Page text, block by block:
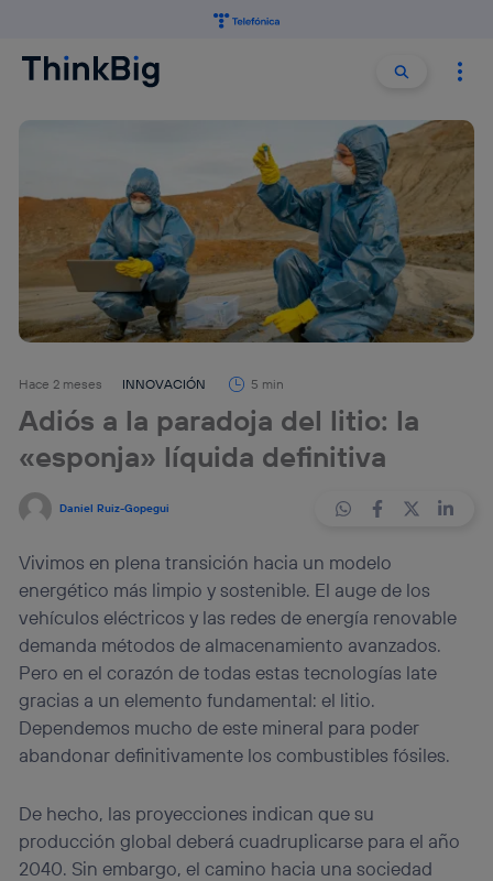
Buscar
Hace 2 meses INNOVACIÓN 5 min
Adiós a la paradoja del litio: la
«esponja» líquida definitiva
Daniel Ruiz-Gopegui
Vivimos en plena transición hacia un modelo
energético más limpio y sostenible. El auge de los
vehículos eléctricos y las redes de energía renovable
demanda métodos de almacenamiento avanzados.
Pero en el corazón de todas estas tecnologías late
gracias a un elemento fundamental: el litio.
Dependemos mucho de este mineral para poder
abandonar definitivamente los combustibles fósiles.
De hecho, las proyecciones indican que su
producción global deberá cuadruplicarse para el año
2040. Sin embargo, el camino hacia una sociedad